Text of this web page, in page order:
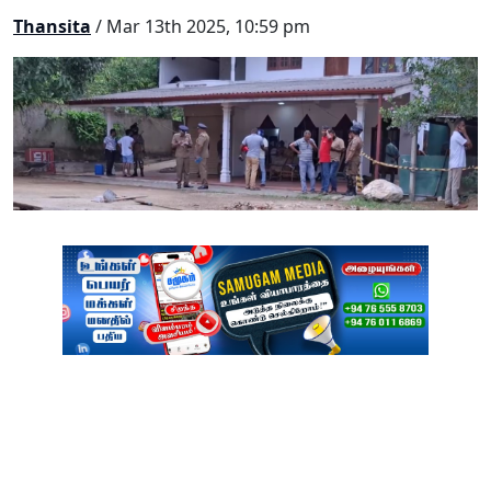
Thansita / Mar 13th 2025, 10:59 pm